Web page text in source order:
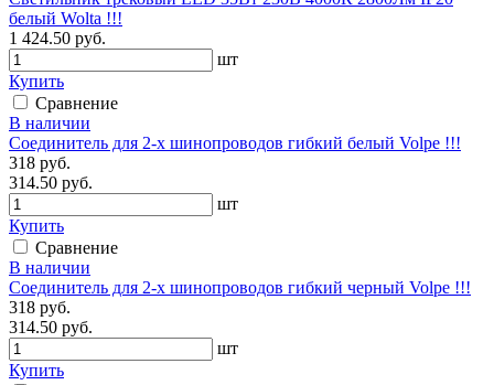
белый Wolta !!!
1 424.50 руб.
шт
Купить
Сравнение
В наличии
Соединитель для 2-х шинопроводов гибкий белый Volpe !!!
318 руб.
314.50 руб.
шт
Купить
Сравнение
В наличии
Соединитель для 2-х шинопроводов гибкий черный Volpe !!!
318 руб.
314.50 руб.
шт
Купить